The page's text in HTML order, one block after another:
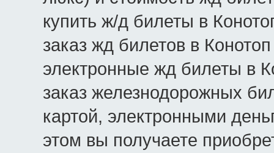
купить ж/д билеты в
заказ жд билетов в
электронные жд билеты в
заказ железнодорожных
картой, электронными
этом вы получаете